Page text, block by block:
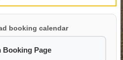
booking calendar
Booking Page